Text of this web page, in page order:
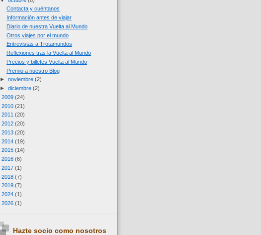
Contacta y cuéntanos
Información antes de viajar
Diario de nuestra Vuelta al Mundo
Otros viajes por el mundo
Entrevistas a Trotamundos
Reflexiones tras la Vuelta al Mundo
Precios y billetes Vuelta al Mundo
Premio a nuestro Blog
► noviembre (2)
► diciembre (2)
2009 (24)
2010 (21)
2011 (20)
2012 (20)
2013 (20)
2014 (19)
2015 (14)
2016 (6)
2017 (1)
2018 (7)
2019 (7)
2024 (1)
2026 (1)
Hazte socio como nosotros